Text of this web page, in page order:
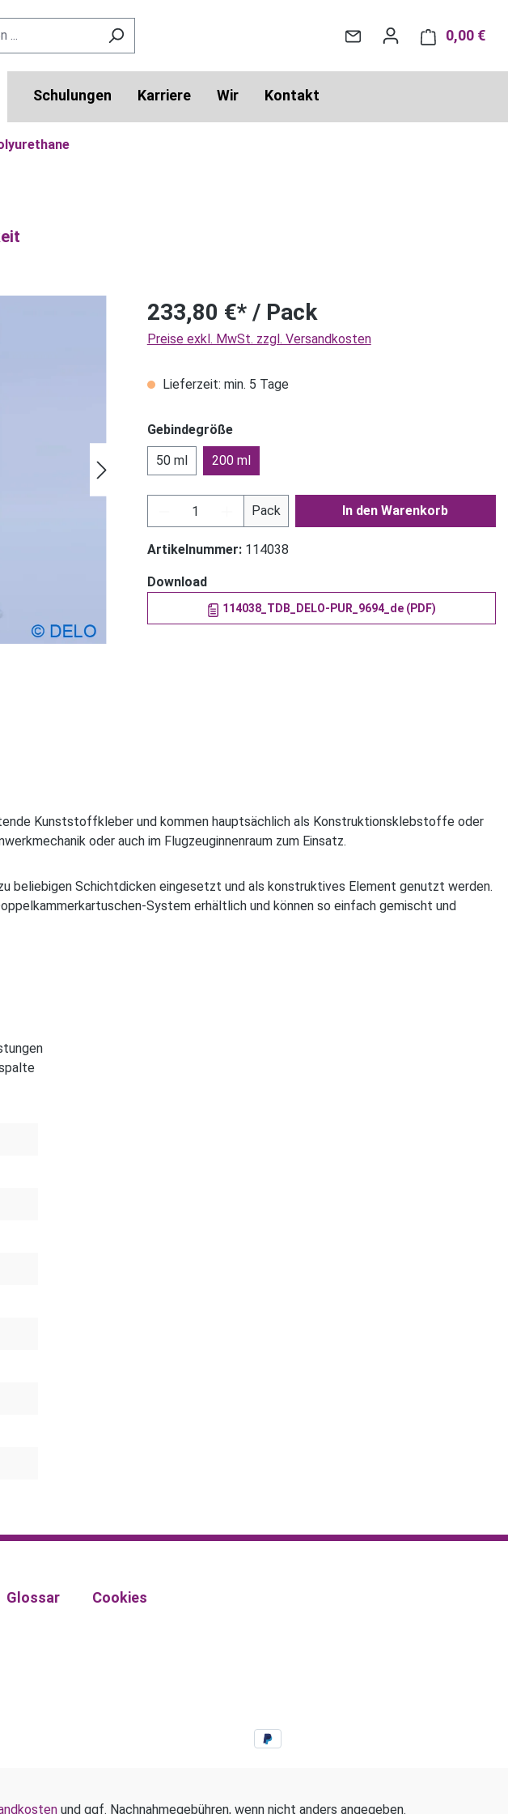
0,00 €
Schulungen Karriere Wir Kontakt
233,80 €* / Pack
Preise exkl. MwSt. zzgl. Versandkosten
Lieferzeit: min. 5 Tage
Gebindegröße
50 ml
200 ml
Produkt Anzahl: Gib den gewünschten
Pack In den Warenkorb
Artikelnummer: 114038
Download
114038_TDB_DELO-PUR_9694_de (PDF)
Kunststoffkleber und kommen hauptsächlich als Konstruktionsklebstoffe oder
oder auch im Flugzeuginnenraum zum Einsatz.
beliebigen Schichtdicken eingesetzt und als konstruktives Element genutzt werden.
System erhältlich und können so einfach gemischt und
Glossar Cookies
und ggf. Nachnahmegebühren, wenn nicht anders angegeben.